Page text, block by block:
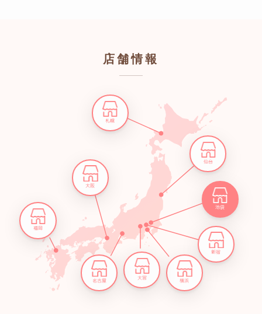
店舗情報
札幌
仙台
池袋
新宿
横浜
大宮
名古屋
大阪
福岡